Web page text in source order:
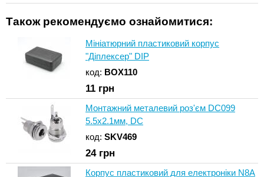
Також рекомендуємо ознайомитися:
Мініатюрний пластиковий корпус
"Діплексер" DIP
код: BOX110
11 грн
Монтажний металевий роз'єм DC099
5.5x2.1мм, DC
код: SKV469
24грн
Корпус пластиковий для електроніки N8A